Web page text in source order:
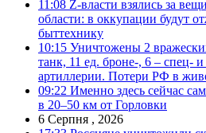
11:08 Z-власти взялись за
области: в оккупации будут
быттехнику
10:15 Уничтожены 2
танк, 11 ед. броне-, 6 – спец-
артиллерии. Потери РФ в
09:22 Именно здесь сейчас
в 20–50 км от Горловки
6 Серпня , 2026